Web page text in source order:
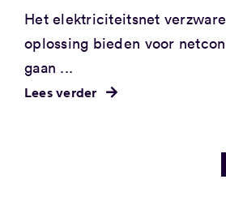
Het elektriciteitsnet
oplossing bieden voor
gaan ...
Lees verder